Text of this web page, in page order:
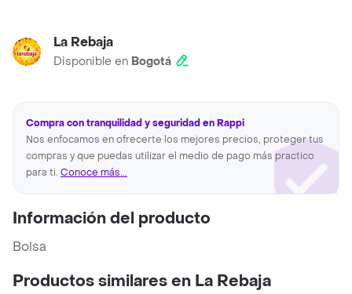
La Rebaja
Disponible en Bogotá
Compra con tranquilidad y seguridad en Rappi
Nos enfocamos en ofrecerte los mejores precios, proteger tus
compras y que puedas utilizar el medio de pago más practico
para ti. Conoce más...
Información del producto
Bolsa
Productos similares en La Rebaja